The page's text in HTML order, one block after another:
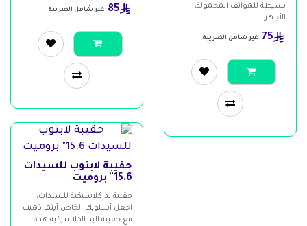
بسيطة للهواتف المحمولة،
الأجهز..
75 غير شامل الضريبة
85 غير شامل الضريبة
حقيبة لابتوب للسيدات
15.6" بروميت
حقيبة يد كلاسيكية للسيدات،
اجعل أسلوبك الخاص أينما ذهبت
مع حقيبة اليد الكلاسيكية هذه...